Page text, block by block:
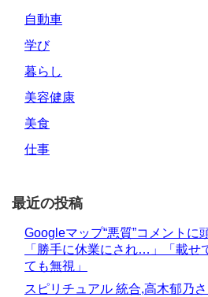
自動車
学び
暮らし
美容健康
美食
仕事
最近の投稿
Googleマップ“悪質”コメントに
「勝手に休業にされ…」「載せ
ても無視」
スピリチュアル 統合,高木郁乃